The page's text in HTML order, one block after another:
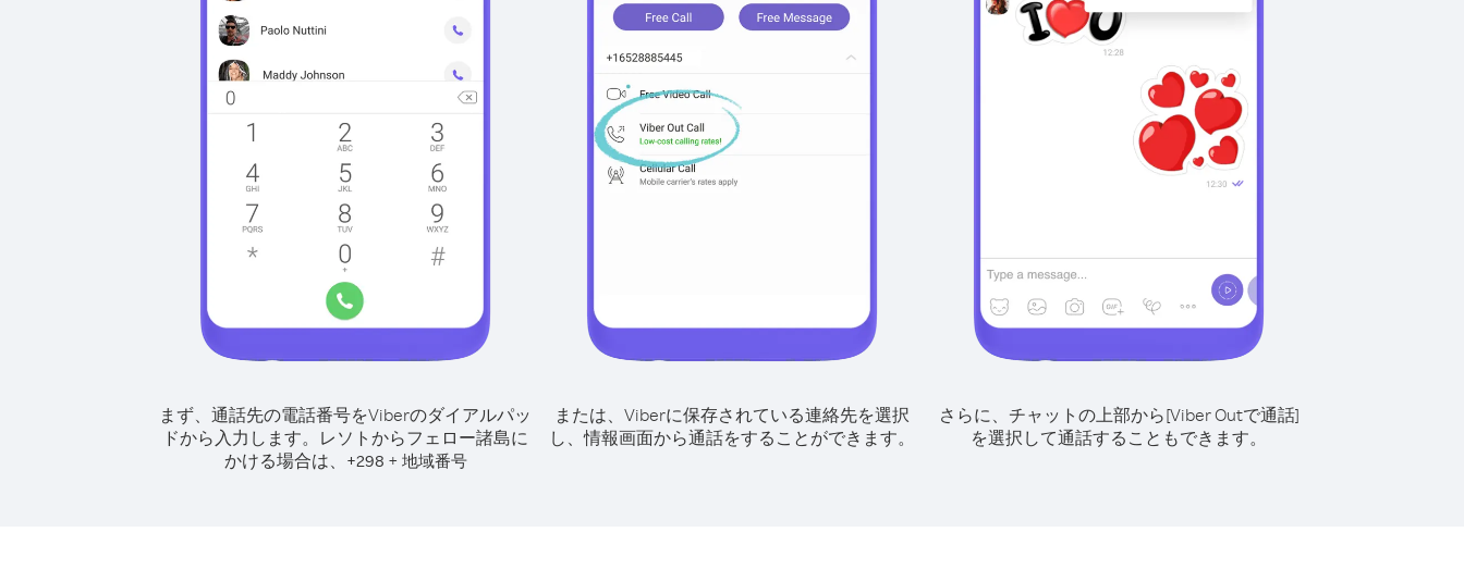
まず、通話先の電話番号をViberのダイアルパッ
ドから入力します。 レソトからフェロー諸島に
かける場合は、
+298 + 地域番号
または、Viberに保存されている連絡先を選択
し、情報画面から通話をすることができます。
さらに、チャットの上部から[Viber Outで通話]
を選択して通話することもできます。